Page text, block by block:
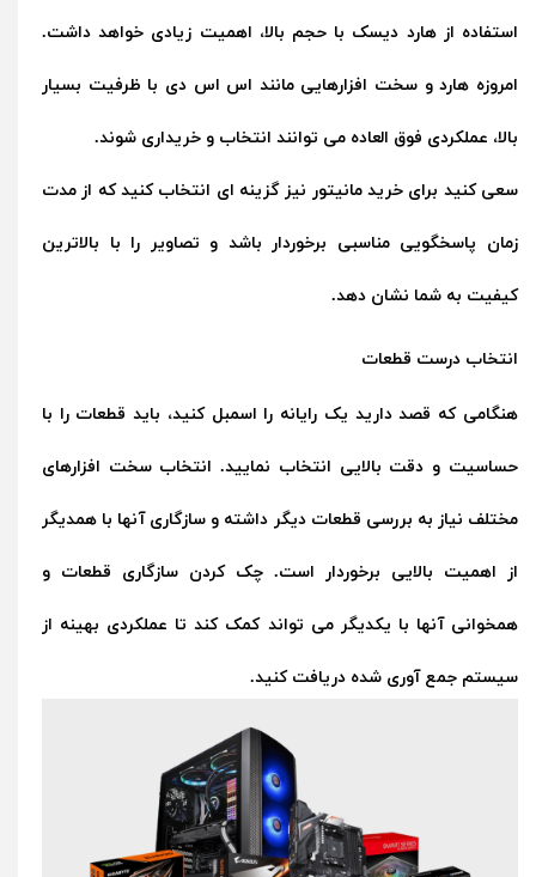
استفاده از هارد دیسک با حجم بالا، اهمیت زیادی خواهد داشت.
امروزه هارد و سخت افزارهایی مانند اس اس دی با ظرفیت بسیار
بالا، عملکردی فوق العاده می توانند انتخاب و خریداری شوند.
سعی کنید برای خرید مانیتور نیز گزینه ای انتخاب کنید که از مدت
زمان پاسخگویی مناسبی برخوردار باشد و تصاویر را با بالاترین
کیفیت به شما نشان دهد.
انتخاب درست قطعات
هنگامی که قصد دارید یک رایانه را اسمبل کنید، باید قطعات را با
حساسیت و دقت بالایی انتخاب نمایید. انتخاب سخت افزارهای
مختلف نیاز به بررسی قطعات دیگر داشته و سازگاری آنها با همدیگر
از اهمیت بالایی برخوردار است. چک کردن سازگاری قطعات و
همخوانی آنها با یکدیگر می تواند کمک کند تا عملکردی بهینه از
سیستم جمع آوری شده دریافت کنید.